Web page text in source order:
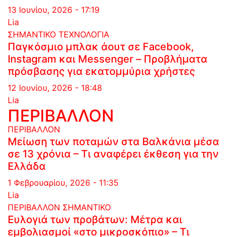
13 Ιουνίου, 2026 - 17:19
Lia
ΣΗΜΑΝΤΙΚΟ ΤΕΧΝΟΛΟΓΙΑ
Παγκόσμιο μπλακ άουτ σε Facebook,
Instagram και Messenger – Προβλήματα
πρόσβασης για εκατομμύρια χρήστες
12 Ιουνίου, 2026 - 18:48
Lia
ΠΕΡΙΒΑΛΛΟΝ
ΠΕΡΙΒΑΛΛΟΝ
Μείωση των ποταμών στα Βαλκάνια μέσα
σε 13 χρόνια – Τι αναφέρει έκθεση για την
Ελλάδα
1 Φεβρουαρίου, 2026 - 11:35
Lia
ΠΕΡΙΒΑΛΛΟΝ ΣΗΜΑΝΤΙΚΟ
Ευλογιά των προβάτων: Μέτρα και
εμβολιασμοί «στο μικροσκόπιο» – Τι